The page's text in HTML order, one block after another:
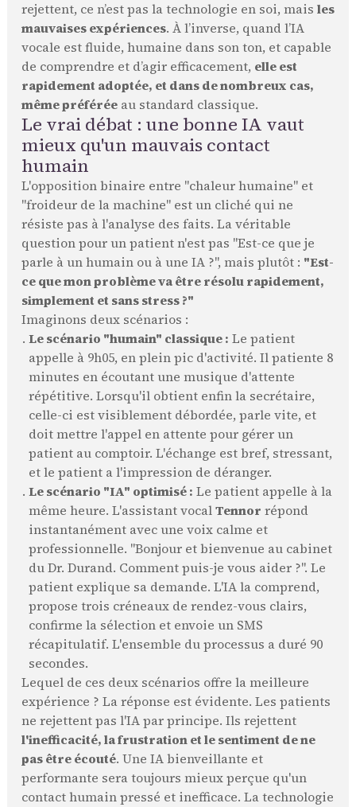
rejettent, ce n’est pas la technologie en soi, mais les
mauvaises expériences. À l’inverse, quand l’IA
vocale est fluide, humaine dans son ton, et capable
de comprendre et d’agir efficacement, elle est
rapidement adoptée, et dans de nombreux cas,
même préféréeau standard classique.
Le vrai débat : une bonne IA vaut
mieux qu'un mauvais contact
humain
L'opposition binaire entre "chaleur humaine" et
"froideur de la machine" est un cliché qui ne
résiste pas à l'analyse des faits. La véritable
question pour un patient n'est pas "Est-ce que je
parle à un humain ou à une IA ?", mais plutôt : "Est-
ce que mon problème va être résolu rapidement,
simplement et sans stress ?"
Imaginons deux scénarios :
Le scénario "humain" classique : Le patient
appelle à 9h05, en plein pic d'activité. Il patiente 8
minutes en écoutant une musique d'attente
répétitive. Lorsqu'il obtient enfin la secrétaire,
celle-ci est visiblement débordée, parle vite, et
doit mettre l'appel en attente pour gérer un
patient au comptoir. L'échange est bref, stressant,
et le patient a l'impression de déranger.
Le scénario "IA" optimisé : Le patient appelle à la
même heure. L'assistant vocalTennor répond
instantanément avec une voix calme et
professionnelle. "Bonjour et bienvenue au cabinet
du Dr. Durand. Comment puis-je vous aider ?". Le
patient explique sa demande. L'IA la comprend,
propose trois créneaux de rendez-vous clairs,
confirme la sélection et envoie un SMS
récapitulatif. L'ensemble du processus a duré 90
secondes.
Lequel de ces deux scénarios offre la meilleure
expérience ? La réponse est évidente. Les patients
ne rejettent pas l'IA par principe. Ils rejettent
l'inefficacité, la frustration et le sentiment de ne
pas être écouté. Une IA bienveillante et
performante sera toujours mieux perçue qu'un
contact humain pressé et inefficace. La technologie